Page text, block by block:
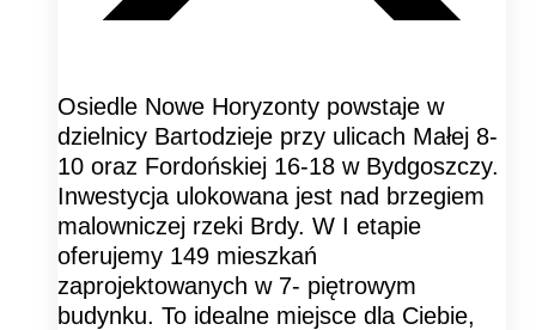
Osiedle Nowe Horyzonty powstaje w
dzielnicy Bartodzieje przy ulicach Małej 8-
10 oraz Fordońskiej 16-18 w Bydgoszczy.
Inwestycja ulokowana jest nad brzegiem
malowniczej rzeki Brdy. W I etapie
oferujemy 149 mieszkań
zaprojektowanych w 7- piętrowym
budynku. To idealne miejsce dla Ciebie,